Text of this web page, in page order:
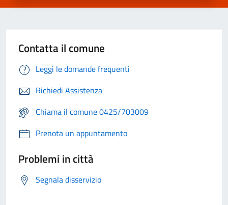
Contatta il comune
Leggi le domande frequenti
Richiedi Assistenza
Chiama il comune 0425/703009
Prenota un appuntamento
Problemi in città
Segnala disservizio